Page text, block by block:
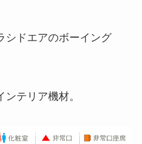
シドエアのボーイング
テリア機材。